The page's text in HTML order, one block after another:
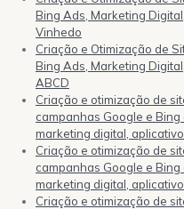
Bing Ads, Marketing
Vinhedo
Criação e Otimização de
Bing Ads, Marketing
ABCD
Criação e otimização de
campanhas Google e
marketing digital,
Criação e otimização de
campanhas Google e
marketing digital,
Criação e otimização de